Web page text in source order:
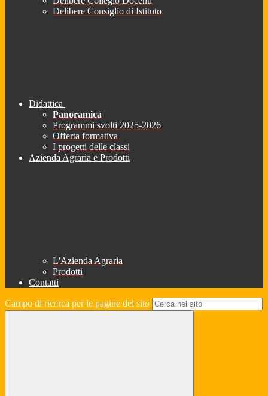
Delibere Consiglio di Istituto
Didattica
Panoramica
Programmi svolti 2025-2026
Offerta formativa
I progetti delle classi
Azienda Agraria e Prodotti
L'Azienda Agraria
Prodotti
Contatti
Campo di ricerca per le pagine del sito